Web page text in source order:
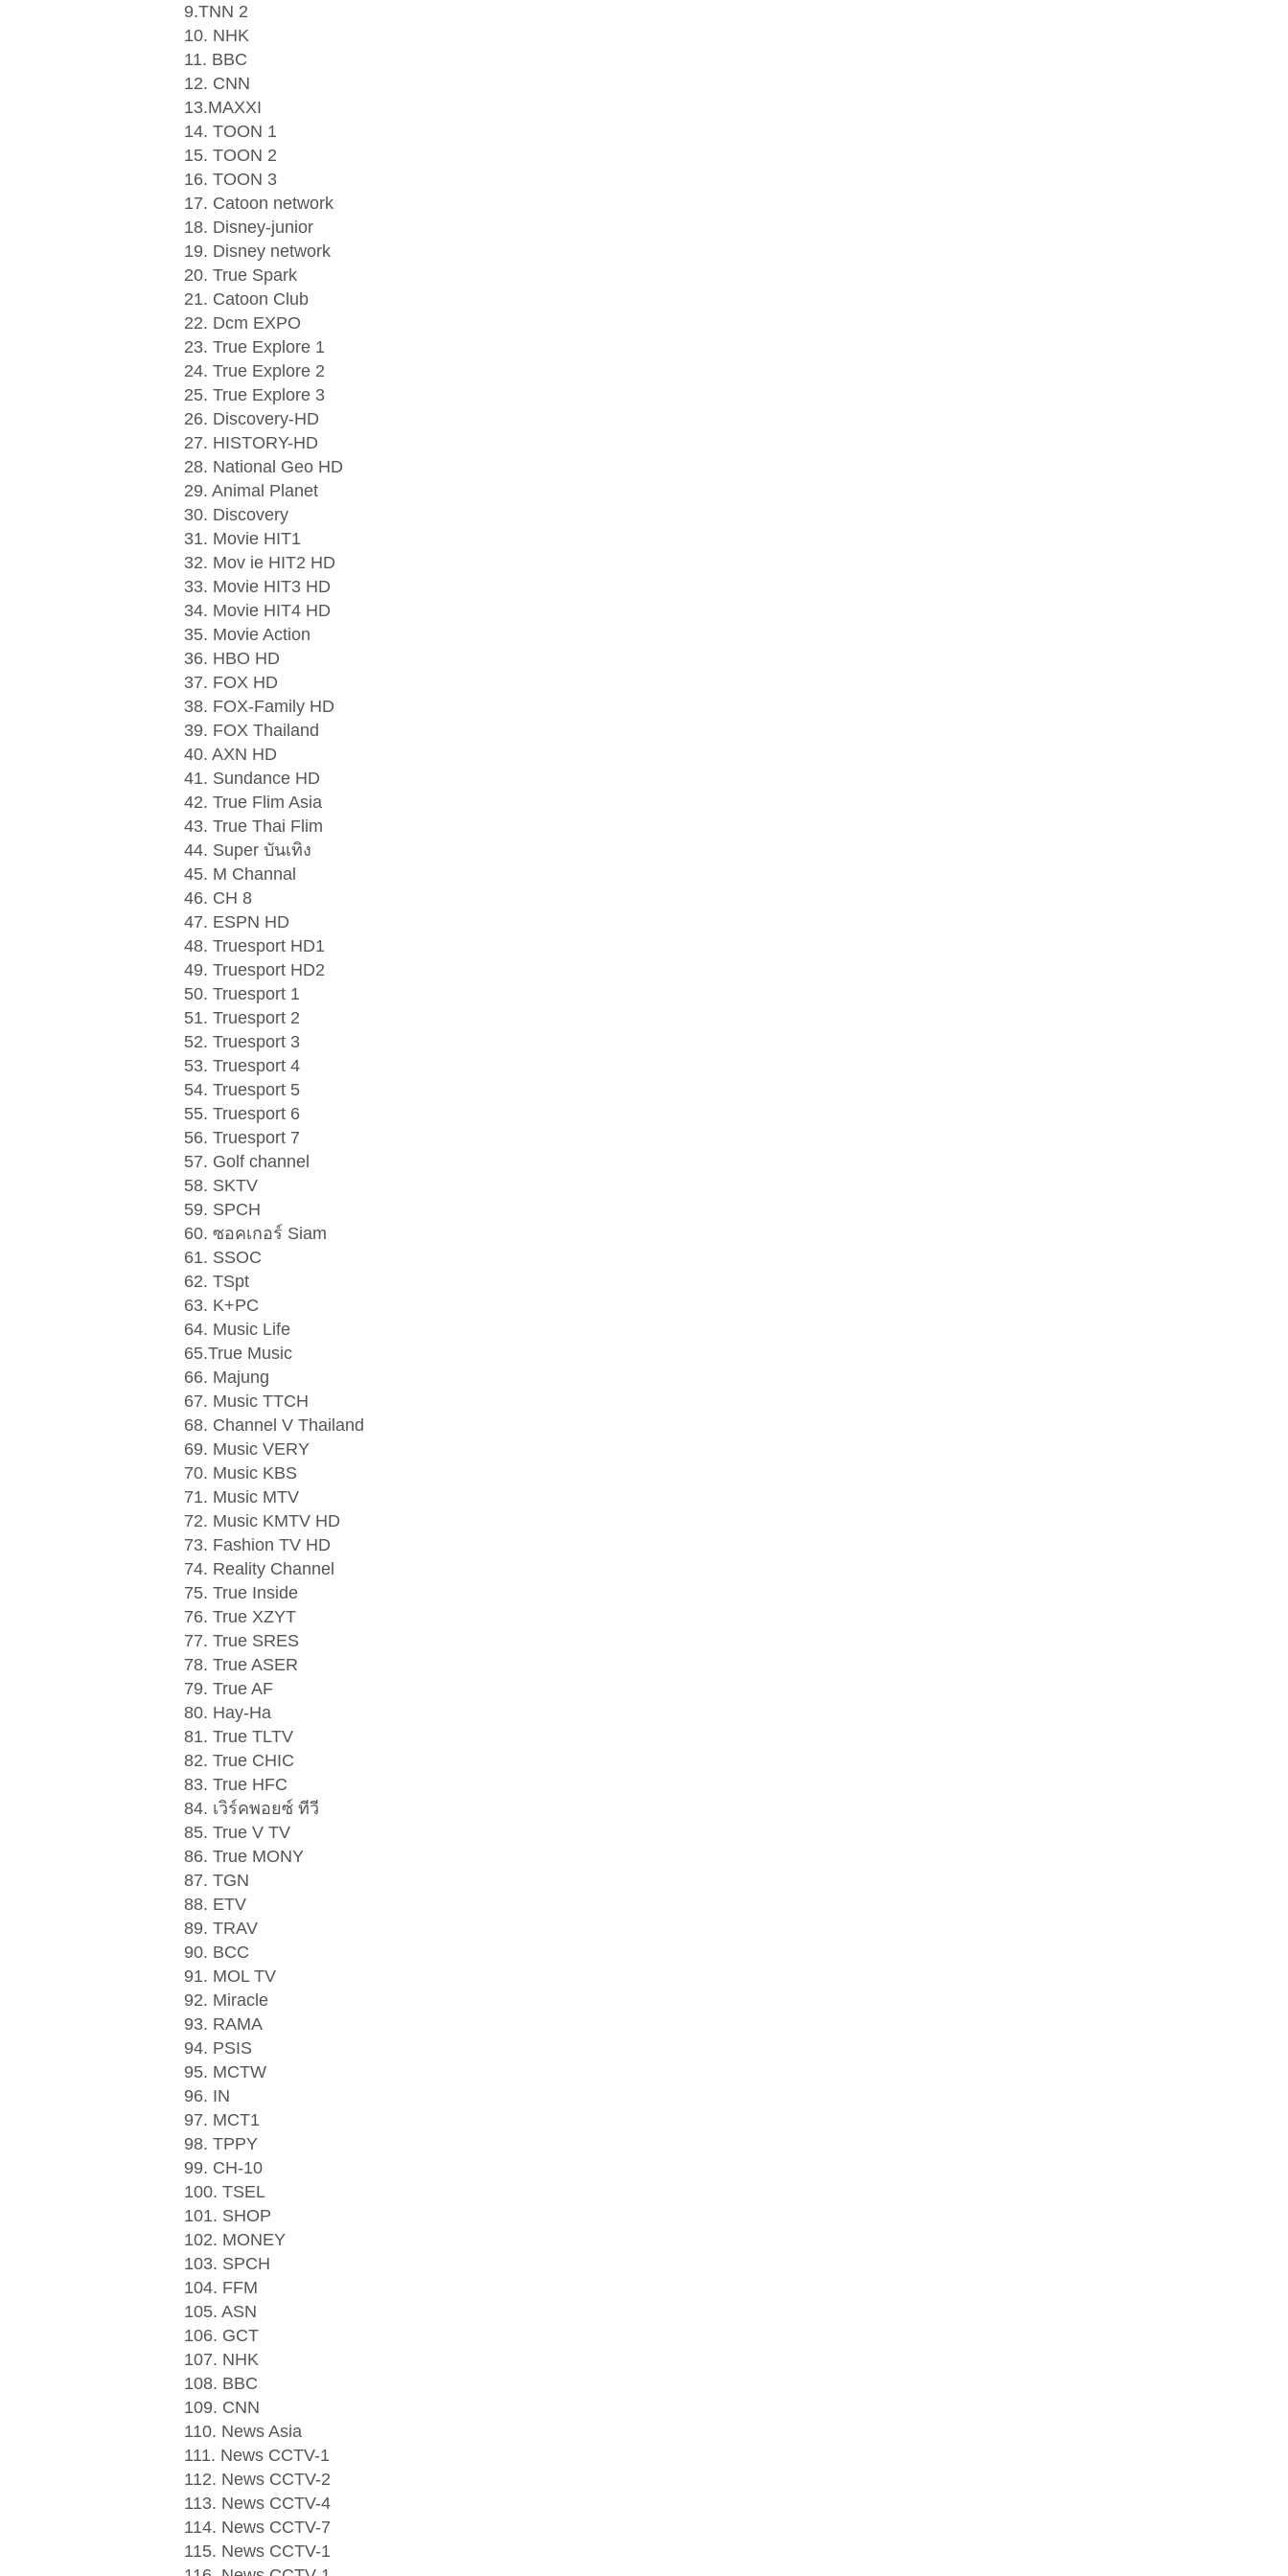
9.TNN 2
10. NHK
11. BBC
12. CNN
13.MAXXI
14. TOON 1
15. TOON 2
16. TOON 3
17. Catoon network
18. Disney-junior
19. Disney network
20. True Spark
21. Catoon Club
22. Dcm EXPO
23. True Explore 1
24. True Explore 2
25. True Explore 3
26. Discovery-HD
27. HISTORY-HD
28. National Geo HD
29. Animal Planet
30. Discovery
31. Movie HIT1
32. Mov ie HIT2 HD
33. Movie HIT3 HD
34. Movie HIT4 HD
35. Movie Action
36. HBO HD
37. FOX HD
38. FOX-Family HD
39. FOX Thailand
40. AXN HD
41. Sundance HD
42. True Flim Asia
43. True Thai Flim
44. Super บันเทิง
45. M Channal
46. CH 8
47. ESPN HD
48. Truesport HD1
49. Truesport HD2
50. Truesport 1
51. Truesport 2
52. Truesport 3
53. Truesport 4
54. Truesport 5
55. Truesport 6
56. Truesport 7
57. Golf channel
58. SKTV
59. SPCH
60. ซอคเกอร์ Siam
61. SSOC
62. TSpt
63. K+PC
64. Music Life
65.True Music
66. Majung
67. Music TTCH
68. Channel V Thailand
69. Music VERY
70. Music KBS
71. Music MTV
72. Music KMTV HD
73. Fashion TV HD
74. Reality Channel
75. True Inside
76. True XZYT
77. True SRES
78. True ASER
79. True AF
80. Hay-Ha
81. True TLTV
82. True CHIC
83. True HFC
84. เวิร์คพอยซ์ ทีวี
85. True V TV
86. True MONY
87. TGN
88. ETV
89. TRAV
90. BCC
91. MOL TV
92. Miracle
93. RAMA
94. PSIS
95. MCTW
96. IN
97. MCT1
98. TPPY
99. CH-10
100. TSEL
101. SHOP
102. MONEY
103. SPCH
104. FFM
105. ASN
106. GCT
107. NHK
108. BBC
109. CNN
110. News Asia
111. News CCTV-1
112. News CCTV-2
113. News CCTV-4
114. News CCTV-7
115. News CCTV-1